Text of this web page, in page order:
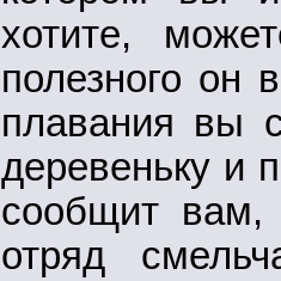
хотите,
полезного он
плавания вы
деревеньку и
сообщит вам,
отряд